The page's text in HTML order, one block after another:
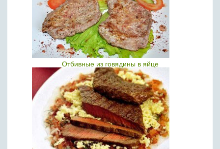
Отбивные из говядины в яйце